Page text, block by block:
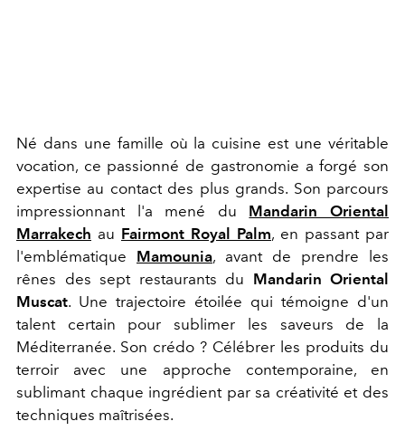
Né dans une famille où la cuisine est une véritable
vocation, ce passionné de gastronomie a forgé son
expertise au contact des plus grands. Son parcours
impressionnant l'a mené du Mandarin Oriental
Marrakech au Fairmont Royal Palm, en passant par
l'emblématique Mamounia, avant de prendre les
rênes des sept restaurants du Mandarin Oriental
Muscat. Une trajectoire étoilée qui témoigne d'un
talent certain pour sublimer les saveurs de la
Méditerranée. Son crédo ? Célébrer les produits du
terroir avec une approche contemporaine, en
sublimant chaque ingrédient par sa créativité et des
techniques maîtrisées.